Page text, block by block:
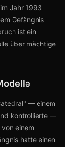
Jahr 1993
Gefängnis
ist ein
über mächtige
— einem
kontrollierte —
einem
hatte einen